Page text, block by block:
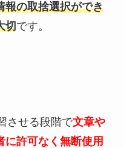
報の取捨選択ができ
切です。
させる段階で文章や
に許可なく無断使用